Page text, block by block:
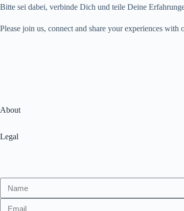
Bitte sei dabei, verbinde Dich und teile Deine
Please join us, connect and share your experiences with
About
Legal